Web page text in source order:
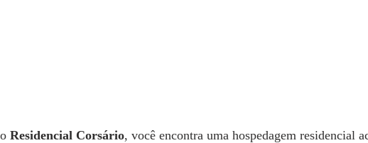
Residencial Corsário, você encontra uma hospedagem residencial